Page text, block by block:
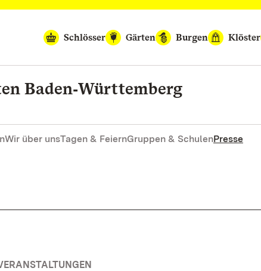
Schlösser
Gärten Burgen Klöster
Baden‑Württemberg
Wir über unsTagen & FeiernGruppen & SchulenPresse